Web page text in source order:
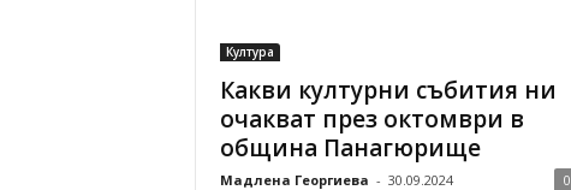
Култура
Какви културни събития ни
очакват през октомври в
община Панагюрище
Мадлена Георгиева - 30.09.2024 0